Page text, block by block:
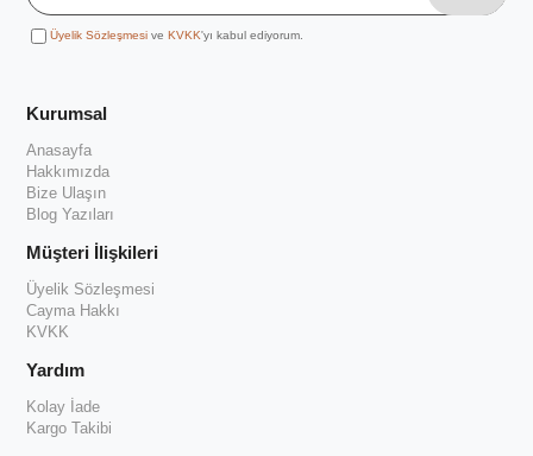
Üyelik Sözleşmesi veKVKK'yı kabul ediyorum.
Kurumsal
Anasayfa
Hakkımızda
Bize Ulaşın
Blog Yazıları
Müşteri İlişkileri
Üyelik Sözleşmesi
Cayma Hakkı
KVKK
Yardım
Kolay İade
Kargo Takibi